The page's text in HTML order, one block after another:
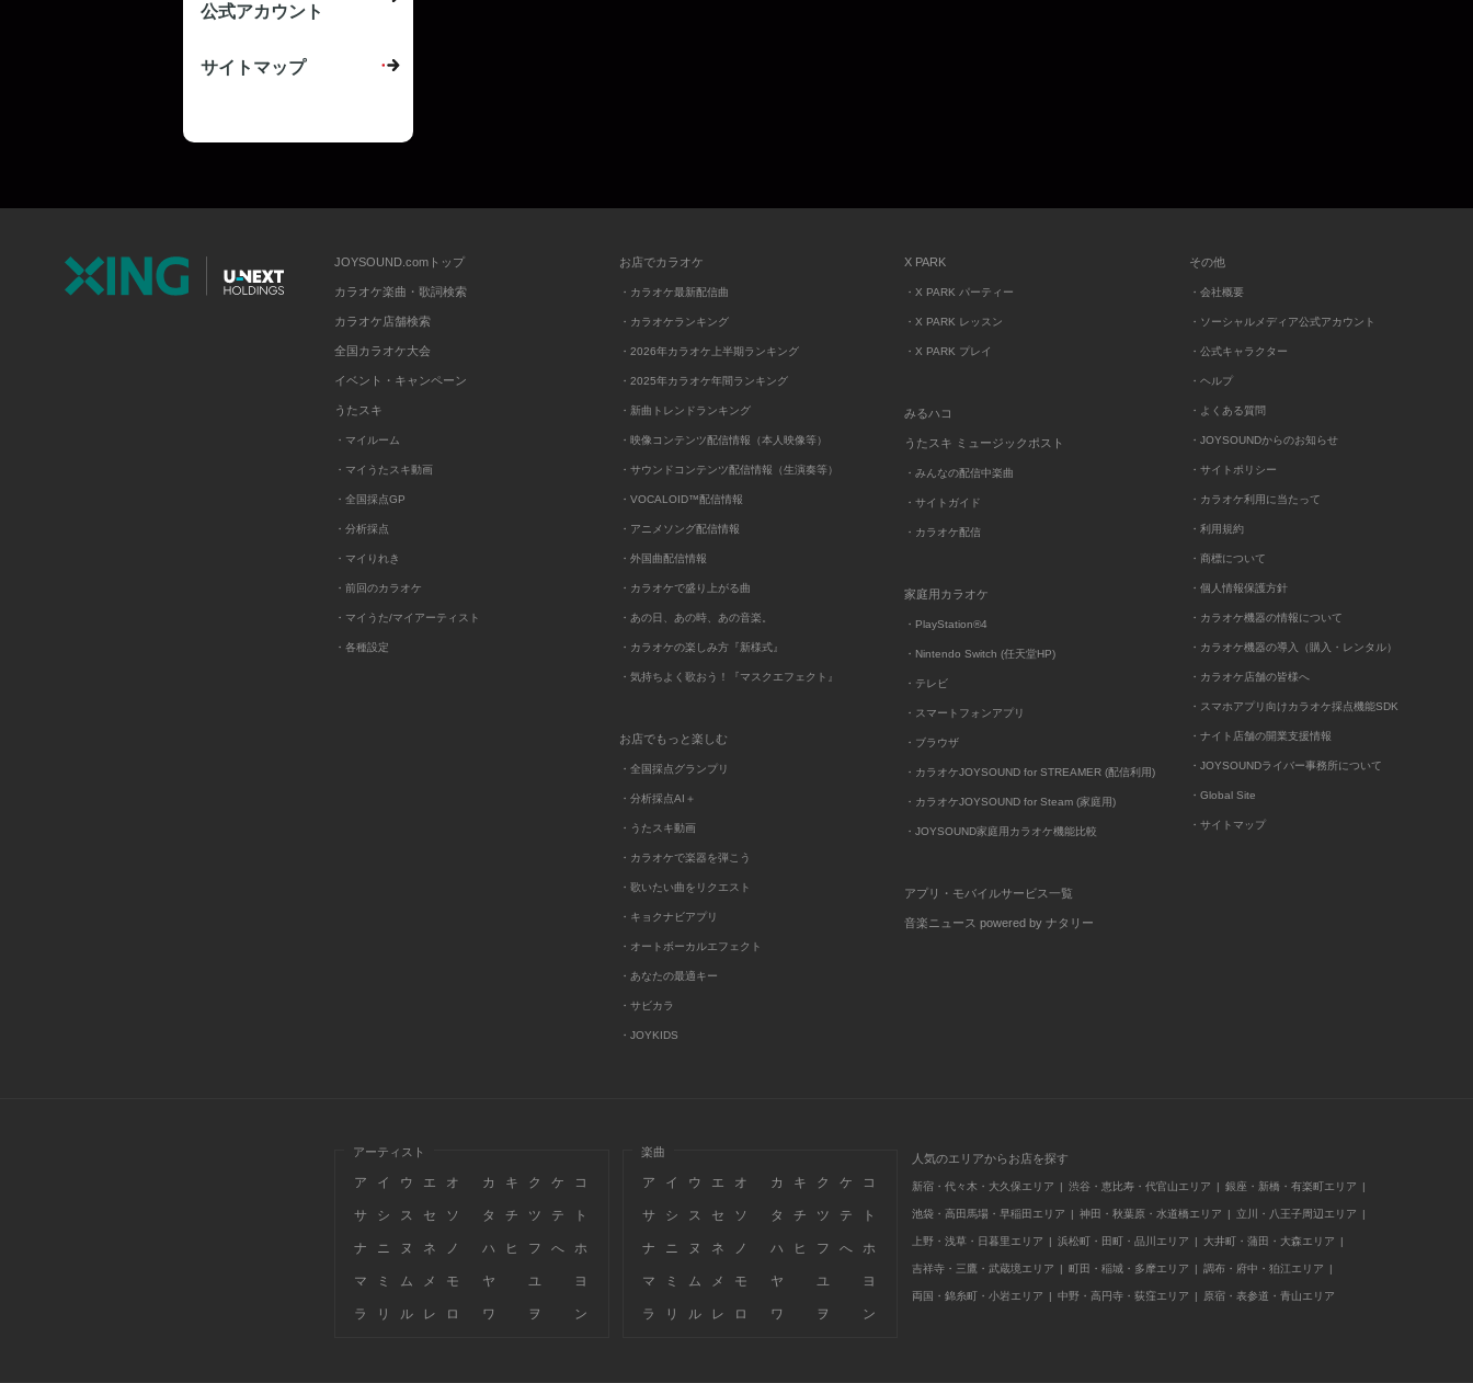
公式アカウント
サイトマップ
JOYSOUND.comトップ
カラオケ楽曲・歌詞検索
カラオケ店舗検索
全国カラオケ大会
イベント・キャンペーン
うたスキ
・マイルーム
・マイうたスキ動画
・全国採点GP
・分析採点
・マイりれき
・前回のカラオケ
・マイうた/マイアーティスト
・各種設定
お店でカラオケ
・カラオケ最新配信曲
・カラオケランキング
・2026年カラオケ上半期ランキング
・2025年カラオケ年間ランキング
・新曲トレンドランキング
・映像コンテンツ配信情報（本人映像等）
・サウンドコンテンツ配信情報（生演奏等）
・VOCALOID™配信情報
・アニメソング配信情報
・外国曲配信情報
・カラオケで盛り上がる曲
・あの日、あの時、あの音楽。
・カラオケの楽しみ方『新様式』
・気持ちよく歌おう！『マスクエフェクト』
お店でもっと楽しむ
・全国採点グランプリ
・分析採点AI＋
・うたスキ動画
・カラオケで楽器を弾こう
・歌いたい曲をリクエスト
・キョクナビアプリ
・オートボーカルエフェクト
・あなたの最適キー
・サビカラ
・JOYKIDS
X PARK
・X PARK パーティー
・X PARK レッスン
・X PARK プレイ
みるハコ
うたスキ ミュージックポスト
・みんなの配信中楽曲
・サイトガイド
・カラオケ配信
家庭用カラオケ
・PlayStation®4
・Nintendo Switch (任天堂HP)
・テレビ
・スマートフォンアプリ
・ブラウザ
・カラオケJOYSOUND for STREAMER (配信利用)
・カラオケJOYSOUND for Steam (家庭用)
・JOYSOUND家庭用カラオケ機能比較
アプリ・モバイルサービス一覧
音楽ニュース powered by ナタリー
その他
・会社概要
・ソーシャルメディア公式アカウント
・公式キャラクター
・ヘルプ
・よくある質問
・JOYSOUNDからのお知らせ
・サイトポリシー
・カラオケ利用に当たって
・利用規約
・商標について
・個人情報保護方針
・カラオケ機器の情報について
・カラオケ機器の導入（購入・レンタル）
・カラオケ店舗の皆様へ
・スマホアプリ向けカラオケ採点機能SDK
・ナイト店舗の開業支援情報
・JOYSOUNDライバー事務所について
・Global Site
・サイトマップ
アーティスト
ア イ ウ エ オ カ キ ク ケ コ
サ シ ス セ ソ タ チ ツ テ ト
ナ ニ ヌ ネ ノ ハ ヒ フ へ ホ
マ ミ ム メ モ ヤ ユ ヨ
ラ リ ル レ ロ ワ ヲ ン
楽曲
ア イ ウ エ オ カ キ ク ケ コ
サ シ ス セ ソ タ チ ツ テ ト
ナ ニ ヌ ネ ノ ハ ヒ フ へ ホ
マ ミ ム メ モ ヤ ユ ヨ
ラ リ ル レ ロ ワ ヲ ン
人気のエリアからお店を探す
新宿・代々木・大久保エリア 渋谷・恵比寿・代官山エリア 銀座・新橋・有楽町エリア
池袋・高田馬場・早稲田エリア 神田・秋葉原・水道橋エリア 立川・八王子周辺エリア
上野・浅草・日暮里エリア 浜松町・田町・品川エリア 大井町・蒲田・大森エリア
吉祥寺・三鷹・武蔵境エリア 町田・稲城・多摩エリア 調布・府中・狛江エリア
両国・錦糸町・小岩エリア 中野・高円寺・荻窪エリア 原宿・表参道・青山エリア